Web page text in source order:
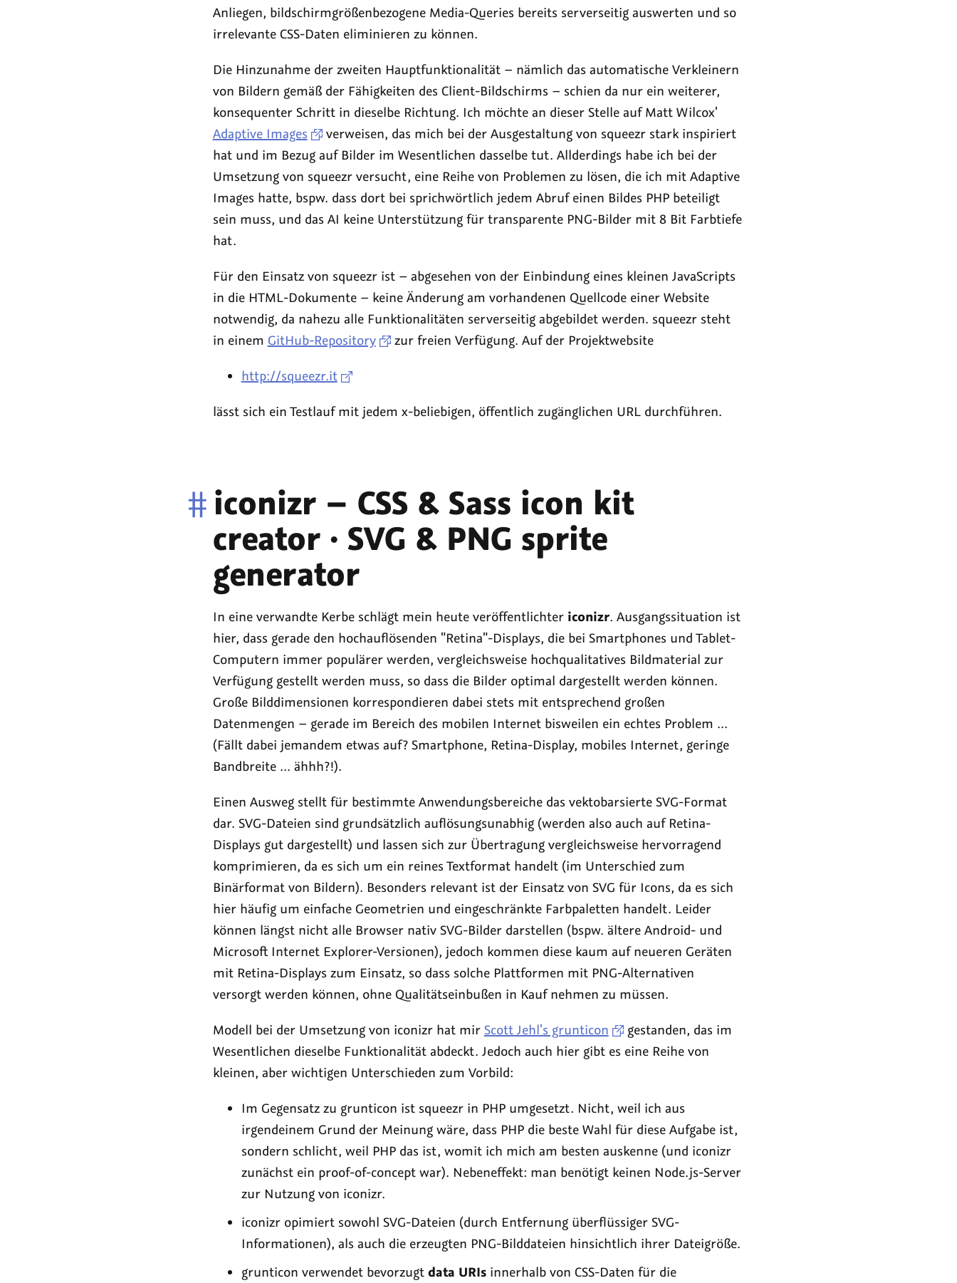
Anliegen, bildschirmgrößenbezogene Media-Queries bereits serverseitig auswerten und so
irrelevante CSS-Daten eliminieren zu können.
Die Hinzunahme der zweiten Hauptfunktionalität – nämlich das automatische Verkleinern
von Bildern gemäß der Fähigkeiten des Client-Bildschirms – schien da nur ein weiterer,
konsequenter Schritt in dieselbe Richtung. Ich möchte an dieser Stelle auf Matt Wilcox'
Adaptive Images
verweisen, das mich bei der Ausgestaltung von squeezr stark inspiriert
hat und im Bezug auf Bilder im Wesentlichen dasselbe tut. Allderdings habe ich bei der
Umsetzung von squeezr versucht, eine Reihe von Problemen zu lösen, die ich mit Adaptive
Images hatte, bspw. dass dort bei sprichwörtlich jedem Abruf einen Bildes PHP beteiligt
sein muss, und das AI keine Unterstützung für transparente PNG-Bilder mit 8 Bit Farbtiefe
hat.
Für den Einsatz von squeezr ist – abgesehen von der Einbindung eines kleinen JavaScripts
in die HTML-Dokumente – keine Änderung am vorhandenen Quellcode einer Website
notwendig, da nahezu alle Funktionalitäten serverseitig abgebildet werden. squeezr steht
in einem GitHub-Repository zur freien Verfügung. Auf der Projektwebsite
http://squeezr.it
lässt sich ein Testlauf mit jedem x-beliebigen, öffentlich zugänglichen URL durchführen.
#iconizr – CSS & Sass icon kit
creator · SVG & PNG sprite
generator
In eine verwandte Kerbe schlägt mein heute veröffentlichter iconizr. Ausgangssituation ist
hier, dass gerade den hochauflösenden "Retina"-Displays, die bei Smartphones und Tablet-
Computern immer populärer werden, vergleichsweise hochqualitatives Bildmaterial zur
Verfügung gestellt werden muss, so dass die Bilder optimal dargestellt werden können.
Große Bilddimensionen korrespondieren dabei stets mit entsprechend großen
Datenmengen – gerade im Bereich des mobilen Internet bisweilen ein echtes Problem ...
(Fällt dabei jemandem etwas auf? Smartphone, Retina-Display, mobiles Internet, geringe
Bandbreite ... ähhh?!).
Einen Ausweg stellt für bestimmte Anwendungsbereiche das vektobarsierte SVG-Format
dar. SVG-Dateien sind grundsätzlich auflösungsunabhig (werden also auch auf Retina-
Displays gut dargestellt) und lassen sich zur Übertragung vergleichsweise hervorragend
komprimieren, da es sich um ein reines Textformat handelt (im Unterschied zum
Binärformat von Bildern). Besonders relevant ist der Einsatz von SVG für Icons, da es sich
hier häufig um einfache Geometrien und eingeschränkte Farbpaletten handelt. Leider
können längst nicht alle Browser nativ SVG-Bilder darstellen (bspw. ältere Android- und
Microsoft Internet Explorer-Versionen), jedoch kommen diese kaum auf neueren Geräten
mit Retina-Displays zum Einsatz, so dass solche Plattformen mit PNG-Alternativen
versorgt werden können, ohne Qualitätseinbußen in Kauf nehmen zu müssen.
Modell bei der Umsetzung von iconizr hat mir Scott Jehl's grunticon
gestanden, das im
Wesentlichen dieselbe Funktionalität abdeckt. Jedoch auch hier gibt es eine Reihe von
kleinen, aber wichtigen Unterschieden zum Vorbild:
Im Gegensatz zu grunticon ist squeezr in PHP umgesetzt. Nicht, weil ich aus
irgendeinem Grund der Meinung wäre, dass PHP die beste Wahl für diese Aufgabe ist,
sondern schlicht, weil PHP das ist, womit ich mich am besten auskenne (und iconizr
zunächst ein proof-of-concept war). Nebeneffekt: man benötigt keinen Node.js-Server
zur Nutzung von iconizr.
iconizr opimiert sowohl SVG-Dateien (durch Entfernung überflüssiger SVG-
Informationen), als auch die erzeugten PNG-Bilddateien hinsichtlich ihrer Dateigröße.
grunticon verwendet bevorzugt data URIsinnerhalb von CSS-Daten für die